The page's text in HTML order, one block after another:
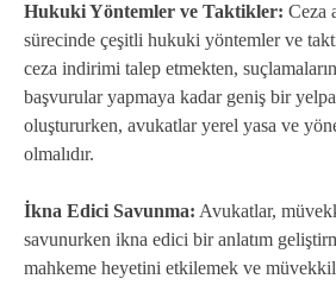
Hukuki Yöntemler ve Taktikler: Ceza
sürecinde çeşitli hukuki yöntemler ve
ceza indirimi talep etmekten,
başvurular yapmaya kadar geniş bir
oluştururken, avukatlar yerel yasa ve
olmalıdır.
İkna Edici Savunma: Avukatlar,
savunurken ikna edici bir anlatım
mahkeme heyetini etkilemek ve